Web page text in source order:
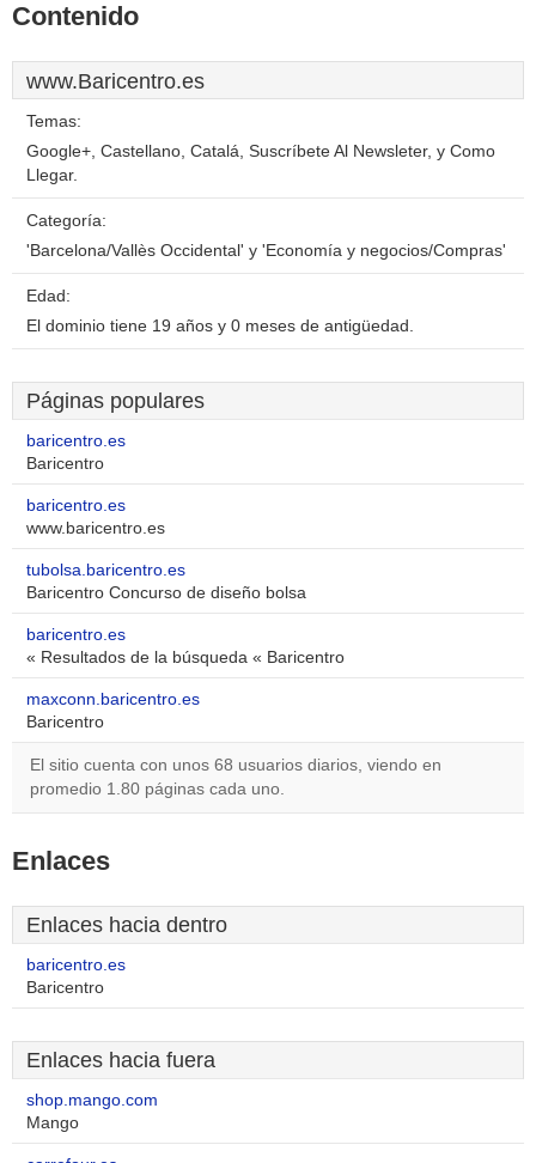
Contenido
www.Baricentro.es
Temas:
Google+, Castellano, Catalá, Suscríbete Al Newsleter, y Como
Llegar.
Categoría:
'Barcelona/Vallès Occidental' y 'Economía y negocios/Compras'
Edad:
El dominio tiene 19 años y 0 meses de antigüedad.
Páginas populares
baricentro.es
Baricentro
baricentro.es
www.baricentro.es
tubolsa.baricentro.es
Baricentro Concurso de diseño bolsa
baricentro.es
« Resultados de la búsqueda « Baricentro
maxconn.baricentro.es
Baricentro
El sitio cuenta con unos 68 usuarios diarios, viendo en
promedio 1.80 páginas cada uno.
Enlaces
Enlaces hacia dentro
baricentro.es
Baricentro
Enlaces hacia fuera
shop.mango.com
Mango